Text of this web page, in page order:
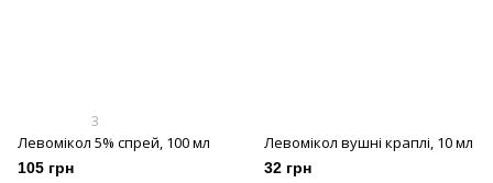
3
Левомікол 5% спрей, 100 мл
105 грн
Левомікол вушні краплі, 10 мл
32 грн